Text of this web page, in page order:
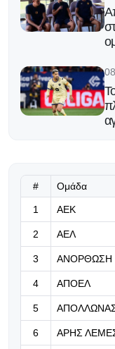
# Ομάδα
1 ΑΕΚ
2 ΑΕΛ
3 ΑΝΟΡΘΩΣΗ
4 ΑΠΟΕΛ
5
6 ΑΡΗΣ